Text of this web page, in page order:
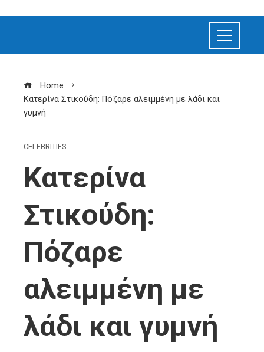
Home
Κατερίνα Στικούδη: Πόζαρε αλειμμένη με λάδι και
γυμνή
CELEBRITIES
Κατερίνα
Στικούδη:
Πόζαρε
αλειμμένη με
λάδι και γυμνή